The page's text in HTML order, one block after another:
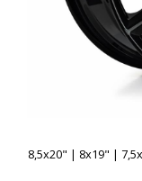
8,5x20" | 8x19" |